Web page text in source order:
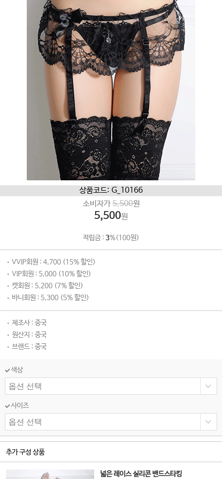
상품코드: G_10166
소비자가5,500원
5,500원
적립금 : 3%(100원)
VVIP회원 : 4,700 (15% 할인)
VIP회원 : 5,000 (10% 할인)
캣회원 : 5,200 (7% 할인)
바니회원 : 5,300 (5% 할인)
제조사 : 중국
원산지 : 중국
브랜드 : 중국
색상
사이즈
추가 구성 상품
넓은 레이스 실리콘 밴드스타킹